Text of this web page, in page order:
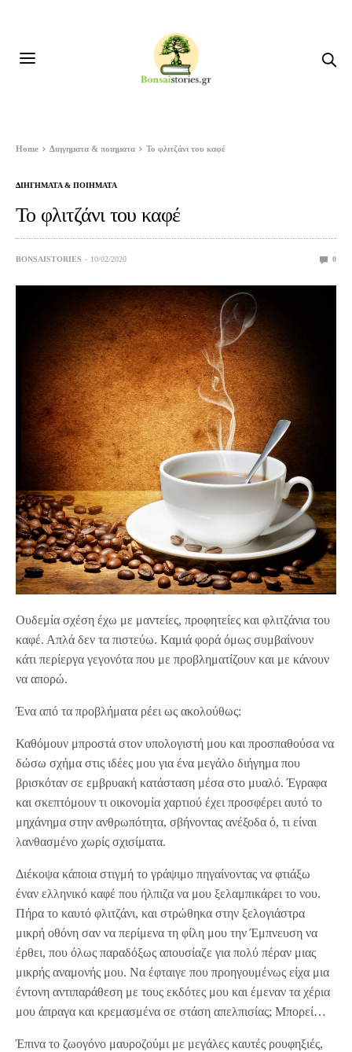
Home Διηγηματα & ποιηματα Το φλιτζάνι του καφέ
ΔΙΗΓΗΜΑΤΑ & ΠΟΙΗΜΑΤΑ
Το φλιτζάνι του καφέ
BONSAISTORIES 10/02/2020 0
Ουδεμία σχέση έχω με μαντείες, προφητείες και φλιτζάνια του
καφέ. Απλά δεν τα πιστεύω. Καμιά φορά όμως συμβαίνουν
κάτι περίεργα γεγονότα που με προβληματίζουν και με κάνουν
να απορώ.
Ένα από τα προβλήματα ρέει ως ακολούθως:
Καθόμουν μπροστά στον υπολογιστή μου και προσπαθούσα να
δώσω σχήμα στις ιδέες μου για ένα μεγάλο διήγημα που
βρισκόταν σε εμβρυακή κατάσταση μέσα στο μυαλό. Έγραφα
και σκεπτόμουν τι οικονομία χαρτιού έχει προσφέρει αυτό το
μηχάνημα στην ανθρωπότητα, σβήνοντας ανέξοδα ό, τι είναι
λανθασμένο χωρίς σχισίματα.
Διέκοψα κάποια στιγμή το γράψιμο πηγαίνοντας να φτιάξω
έναν ελληνικό καφέ που ήλπιζα να μου ξελαμπικάρει το νου.
Πήρα το καυτό φλιτζάνι, και στρώθηκα στην ξελογιάστρα
μικρή οθόνη σαν να περίμενα τη φίλη μου την Έμπνευση να
έρθει, που όλως παραδόξως απουσίαζε για πολύ πέραν μιας
μικρής αναμονής μου. Να έφταιγε που προηγουμένως είχα μια
έντονη αντιπαράθεση με τους εκδότες μου και έμεναν τα χέρια
μου άπραγα και κρεμασμένα σε στάση απελπισίας; Μπορεί…
Έπινα το ζωογόνο μαυροζούμι με μεγάλες καυτές ρουφηξιές,